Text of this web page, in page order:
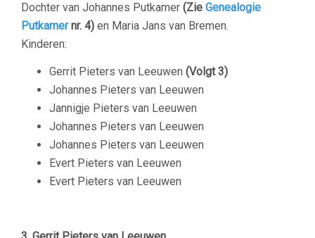
Dochter van Johannes Putkamer (Zie Genealogie
Putkamernr. 4) en Maria Jans van Bremen.
Kinderen:
Gerrit Pieters van Leeuwen (Volgt 3)
Johannes Pieters van Leeuwen
Jannigje Pieters van Leeuwen
Johannes Pieters van Leeuwen
Johannes Pieters van Leeuwen
Evert Pieters van Leeuwen
Evert Pieters van Leeuwen